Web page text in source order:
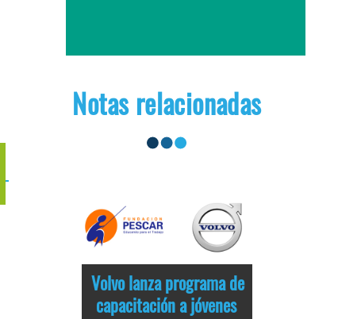
Notas relacionadas
Volvo lanza programa de
capacitación a jóvenes